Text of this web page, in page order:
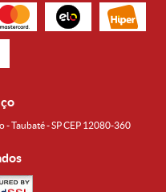
Taubaté - SP CEP 12080-360